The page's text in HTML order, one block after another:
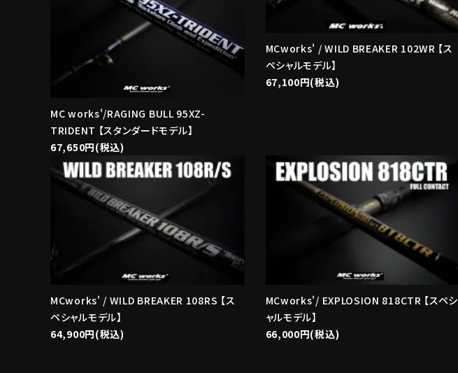
MC works'/RAGING BULL 95XZ-
TRIDENT 【スタンダードモデル】
67,650円(税込)
MCworks' / WILD BREAKER 102WR 【ス
ペシャルモデル】
67,100円(税込)
MCworks' / WILD BREAKER 108RS 【ス
ペシャルモデル】
64,900円(税込)
MCworks'/ EXPLOSION 818CTR 【スペシ
ャルモデル】
66,000円(税込)